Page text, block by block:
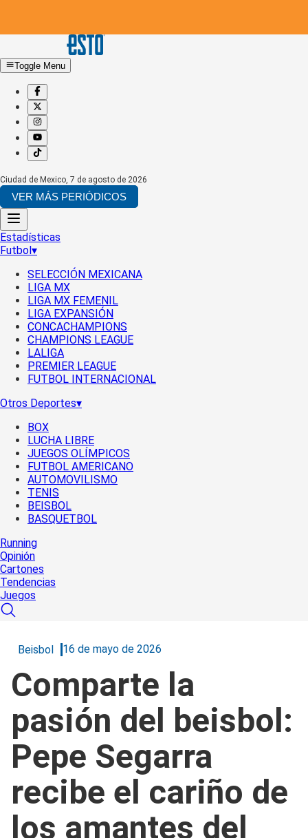
Toggle Menu
Ciudad de Mexico, 7 de agosto de 2026
VER MÁS PERIÓDICOS
Estadísticas
Futbol▾
SELECCIÓN MEXICANA
LIGA MX
LIGA MX FEMENIL
LIGA EXPANSIÓN
CONCACHAMPIONS
CHAMPIONS LEAGUE
LALIGA
PREMIER LEAGUE
FUTBOL INTERNACIONAL
Otros Deportes▾
BOX
LUCHA LIBRE
JUEGOS OLÍMPICOS
FUTBOL AMERICANO
AUTOMOVILISMO
TENIS
BEISBOL
BASQUETBOL
Running
Opinión
Cartones
Tendencias
Juegos
Beisbol 16 de mayo de 2026
Comparte la
pasión del beisbol:
Pepe Segarra
recibe el cariño de
los amantes del